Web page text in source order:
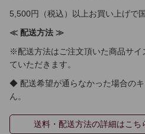
5,500円（税込）以上お買い上げで
≪ 配送方法 ≫
※配送方法はご注文頂いた商品サイ
ていただきます。
◆ 配送希望が通らなかった場合の
ん。
送料・配送方法の詳細はこち